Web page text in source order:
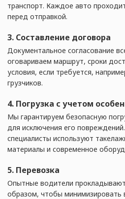
транспорт. Каждое авто
перед отправкой.
3. Составление договора
Документальное согласование
оговариваем маршрут, сроки
условия, если требуется,
грузчиков.
4. Погрузка с учетом
Мы гарантируем безопасную
для исключения его
специалисты используют
материалы и современное
5. Перевозка
Опытные водители
образом, чтобы минимизировать